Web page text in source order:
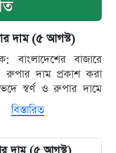
দাম (৫ আগস্ট)
বাংলাদেশের বাজারে
দাম প্রকাশ করা
স্বর্ণ ও রুপার দামে
বিস্তারিত